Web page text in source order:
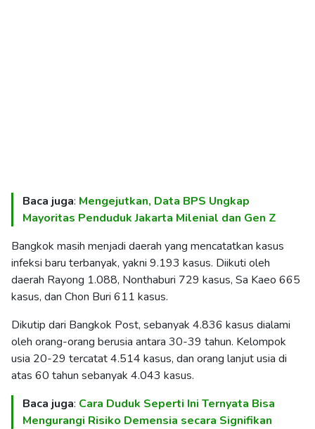
Baca juga: Mengejutkan, Data BPS Ungkap
Mayoritas Penduduk Jakarta Milenial dan Gen Z
Bangkok masih menjadi daerah yang mencatatkan kasus
infeksi baru terbanyak, yakni 9.193 kasus. Diikuti oleh
daerah Rayong 1.088, Nonthaburi 729 kasus, Sa Kaeo 665
kasus, dan Chon Buri 611 kasus.
Dikutip dari Bangkok Post, sebanyak 4.836 kasus dialami
oleh orang-orang berusia antara 30-39 tahun. Kelompok
usia 20-29 tercatat 4.514 kasus, dan orang lanjut usia di
atas 60 tahun sebanyak 4.043 kasus.
Baca juga: Cara Duduk Seperti Ini Ternyata Bisa
Mengurangi Risiko Demensia secara Signifikan